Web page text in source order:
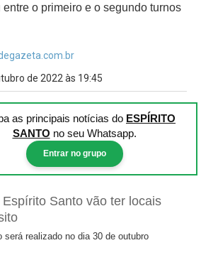
o primeiro e o segundo turnos
de 2022 às 19:45
as principais notícias do ESPÍRITO
SANTO no seu Whatsapp.
Entrar no grupo
será realizado no dia 30 de outubro